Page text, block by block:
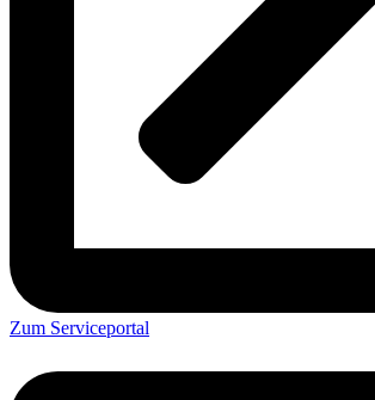
Zum Serviceportal